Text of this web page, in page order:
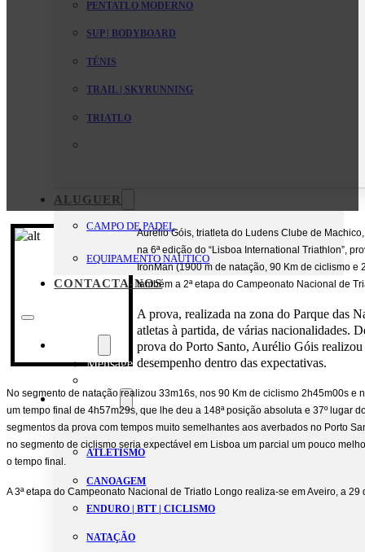
PENTATLO MODERNO
SUP | BODYBOARD
TÉNIS
TRAIL | SKYRUNNING
TRIATLO
ALUGUER
CAMPO DE PADEL
EQUIPAMENTO NAUTICO
CONTACTA-NOS
Mensagem da Direção
Modalidades
ATLETISMO
CANOAGEM
ENDURO | BTT | CICLISMO
NATAÇÃO
Aurélio Góis, triatleta do Ludens Clube de
na 6ª edição do “Lisboa International Triathlon”,
IronMan (1900 m de natação, 90 Km de ciclismo e
também a 2ª etapa do Campeonato Nacional de
A prova, realizada na zona do Parque das
atletas à partida, de várias nacionalidades.
prova do Porto Santo, Aurélio Góis
desempenho dentro das expectativas.
No segmento de natação realizou 33m16s, nos 90 Km de ciclismo 2h45m00s e
um tempo final de 4h57m29s, que lhe deu a 148ª posição absoluta e 37º lugar
segmentos da prova com tempos muito semelhantes aos averbados no Porto
no segmento de ciclismo seria expectável em Lisboa um parcial um pouco
o tempo final.
A 3ª etapa do Campeonato Nacional de Triatlo Longo realiza-se em Aveiro, a 29